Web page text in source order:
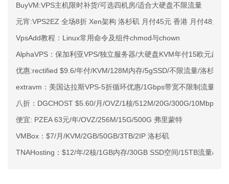
BuyVM:VPS主机限时补货/可选四机房/适合大硬盘不限流量
元宵:VPS2EZ 全场8折 Xen架构 洛杉矶 月付45元 香港 月付48元
VpsAdd教程：Linux常用命令及组件chmod与chown
AlphaVPS：保加利亚VPS/独立服务器/大硬盘KVM年付15欧元起
优惠:rectified $9.6/年付/KVM/128M内存/5gSSD/不限流量/洛杉矶
extravm：美国达拉斯VPS-5折循环优惠/1Gbps带宽不限制流量/低
八折：DGCHOST $5.60/月/OVZ/1核/512M/20G/300G/10Mbps 新
便宜: PZEA 63元/年/OVZ/256M/15G/500G 弗里蒙特
VMBox：$7/月/KVM/2GB/50GB/3TB/2IP 洛杉矶
TNAHosting：$12/年/2核/1GB内存/30GB SSD空间/15TB流量/